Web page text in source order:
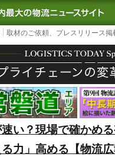
TODAY｜国内最
取材のご依頼、プレスリリース
い？現場で確かめ
力」高める【物流